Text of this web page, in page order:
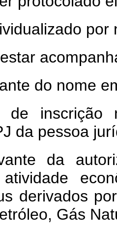
por
do nome
de inscrição
da pessoa
da
derivados
Gás